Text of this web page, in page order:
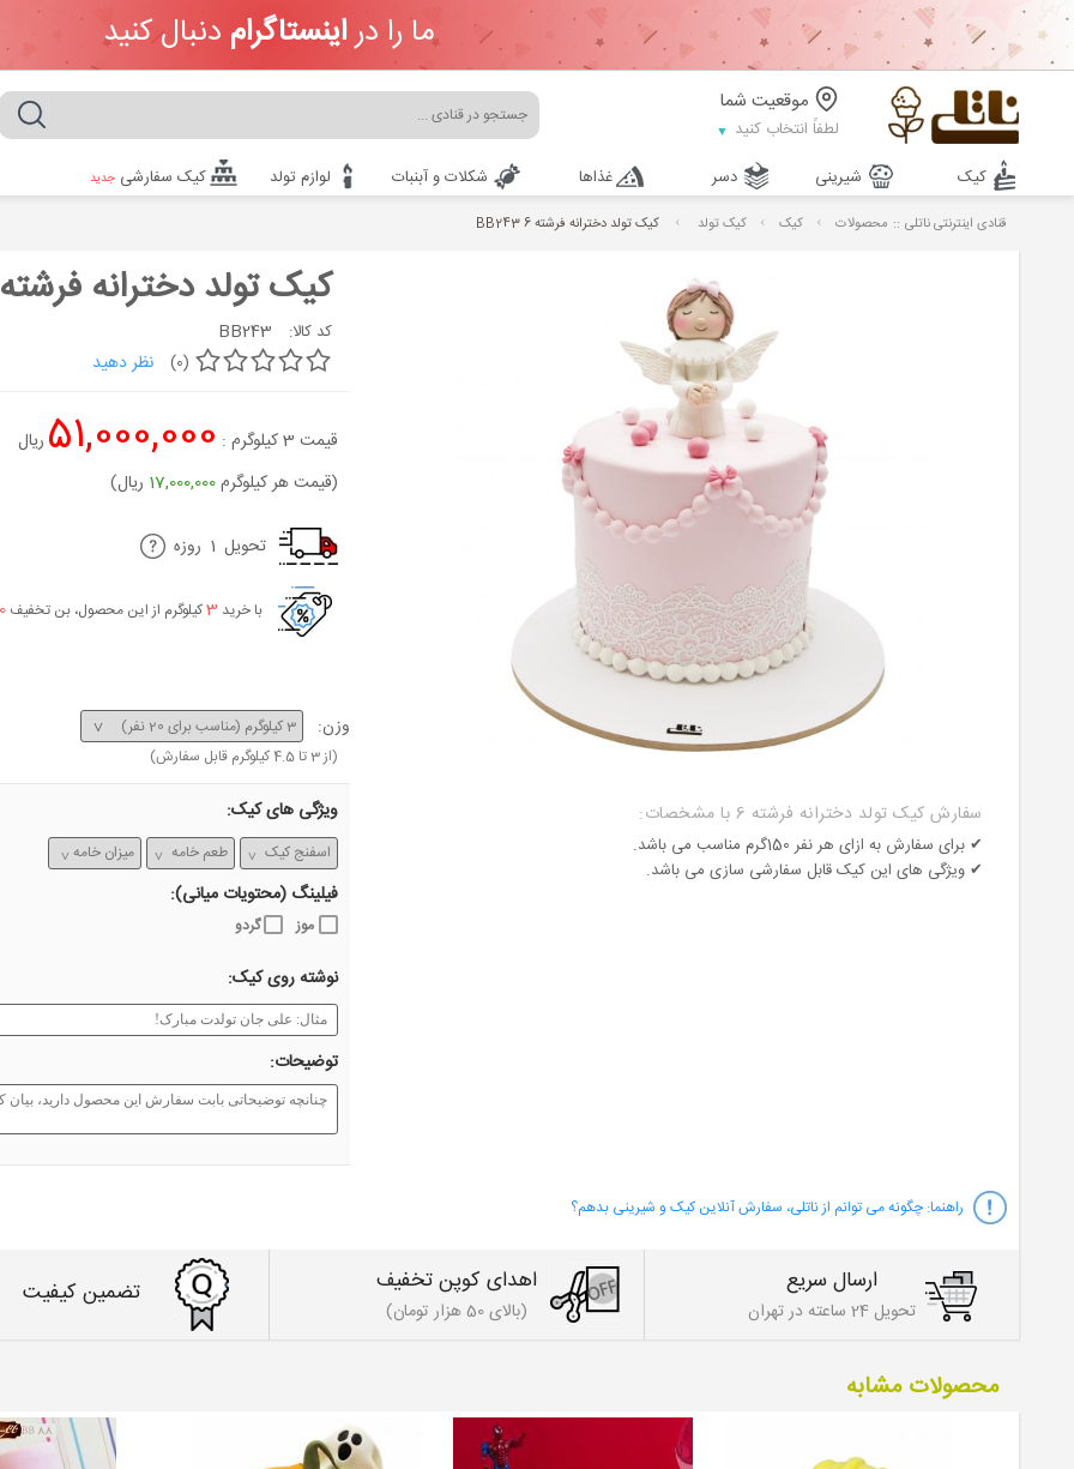
ما را دراینستاگرام دنبال کنید
موقعیت شما
لطفاً انتخاب کنید
کیک شیرینی دسر غذاها شکلات و آبنبات لوازم تولد کیک سفارشیجدید
قنادی اینترنتی ناتلی :: محصولات کیک کیک تولد کیک تولد دخترانه فرشته 6 BB243
سفارش کیک تولد دخترانه فرشته 6 با مشخصات:
✔ برای سفارش به ازای هر نفر 150گرم مناسب می باشد.
✔ ویژگی های این کیک قابل سفارشی سازی می باشد.
کیک تولد دخترانه فرشته 6
کد کالا: BB243
(0) نظر دهید
قیمت 3کیلوگرم : 51,000,000 ریال
(قیمت هر کیلوگرم17,000,000 ریال)
تحویل 1 روزه
با خرید 3کیلوگرم از این محصول، بن تخفیف
وزن:
(از3تا4.5کیلوگرم قابل سفارش)
ویژگی های کیک:
فیلینگ (محتویات میانی):
موز گردو
نوشته روی کیک:
توضیحات:
راهنما:چگونه می توانم از ناتلی، سفارش آنلاین کیک و شیرینی بدهم؟
ارسال سریع
تحویل 24 ساعته در تهران
اهدای کوپن تخفیف
(بالای 50 هزار تومان)
تضمین کیفیت
محصولات مشابه